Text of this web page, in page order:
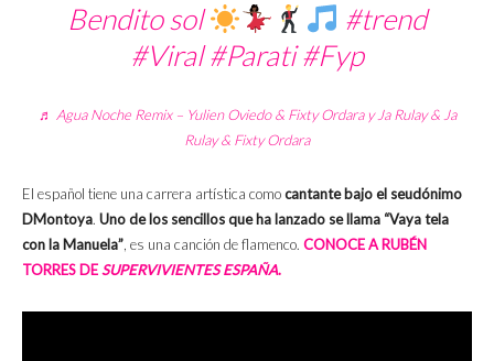
Bendito sol
#trend
#Viral #Parati #Fyp
♬ Agua Noche Remix – Yulien Oviedo & Fixty Ordara y Ja Rulay & Ja
Rulay & Fixty Ordara
El español tiene una carrera artística comocantante bajo el seudónimo
DMontoya. Uno de los sencillos que ha lanzado se llama “Vaya tela
con la Manuela”, es una canción de flamenco. CONOCE A RUBÉN
TORRES DESUPERVIVIENTES ESPAÑA.